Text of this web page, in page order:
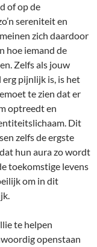
of op de
sereniteit en
zich daardoor
hoe iemand de
Zelfs als jouw
pijnlijk is, is het
te zien dat er
optreedt en
Dit
zelfs de ergste
hun aura zo wordt
toekomstige levens
om in dit
te helpen
openstaan